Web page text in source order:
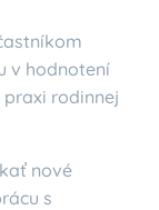
v hodnotení
rodinnej
nové
s